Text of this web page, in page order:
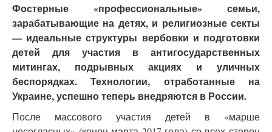
Фостерные «профессиональные» семьи,
зарабатывающие на детях, и религиозные секты
— идеальные структуры вербовки и подготовки
детей для участия в антигосударственных
митингах, подрывных акциях и уличных
беспорядках. Технологии, отработанные на
Украине, успешно теперь внедряются в России.
После массового участия детей в «марше